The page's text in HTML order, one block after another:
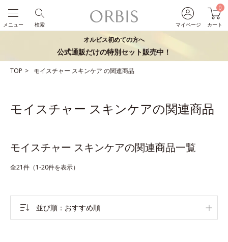
マイページ
0
カート
検索
メニュー
オルビス初めての方へ
公式通販だけの特別セット販売中！
TOP モイスチャー スキンケア の関連商品
モイスチャー スキンケアの関連商品
モイスチャー スキンケアの関連商品一覧
全21件（1-20件を表示）
並び順 おすすめ順